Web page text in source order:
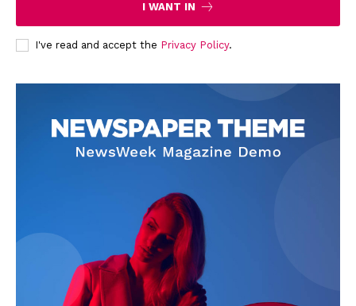
I WANT IN
I've read and accept the Privacy Policy.